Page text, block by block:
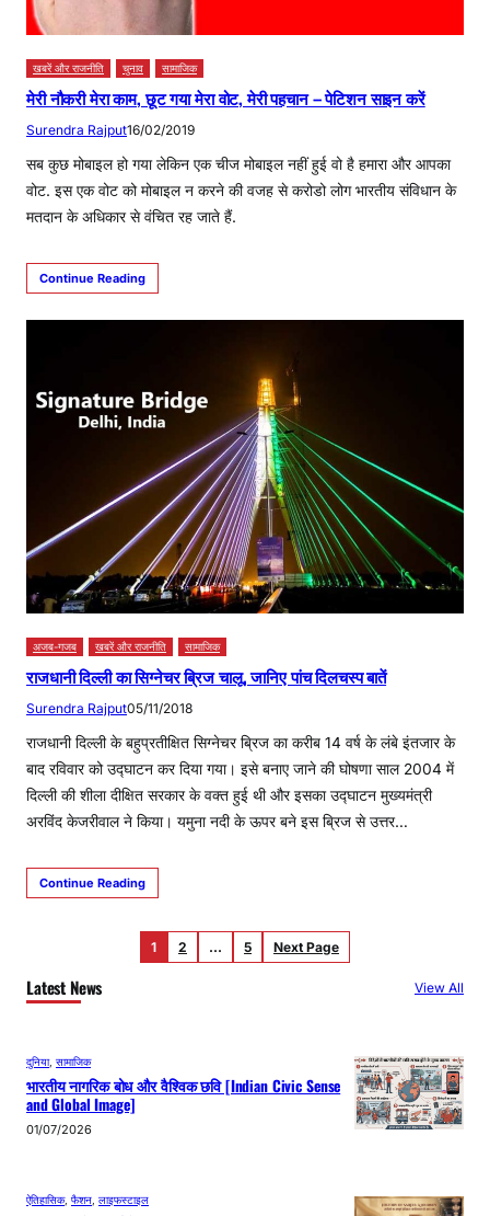
खबरें और राजनीति चुनाव सामाजिक
मेरी नौकरी मेरा काम, छूट गया मेरा वोट, मेरी पहचान – पेटिशन साइन करें
Surendra Rajput16/02/2019
सब कुछ मोबाइल हो गया लेकिन एक चीज मोबाइल नहीं हुई वो है हमारा और आपका
वोट. इस एक वोट को मोबाइल न करने की वजह से करोडो लोग भारतीय संविधान के
मतदान के अधिकार से वंचित रह जाते हैं.
Continue Reading
अजब-गजब खबरें और राजनीति सामाजिक
राजधानी दिल्ली का सिग्नेचर ब्रिज चालू, जानिए पांच दिलचस्प बातें
Surendra Rajput05/11/2018
राजधानी दिल्ली के बहुप्रतीक्षित सिग्नेचर ब्रिज का करीब 14 वर्ष के लंबे इंतजार के
बाद रविवार को उद्घाटन कर दिया गया। इसे बनाए जाने की घोषणा साल 2004 में
दिल्ली की शीला दीक्षित सरकार के वक्त हुई थी और इसका उद्घाटन मुख्यमंत्री
अरविंद केजरीवाल ने किया। यमुना नदी के ऊपर बने इस ब्रिज से उत्तर…
Continue Reading
1 2 … 5 Next Page
Latest News View All
दुनिया, सामाजिक
भारतीय नागरिक बोध और वैश्विक छवि [Indian Civic Sense
and Global Image]
01/07/2026
ऐतिहासिक, फैशन, लाइफस्टाइल